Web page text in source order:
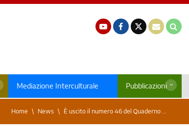
Mediazione Interculturale Pubblicazioni
Home News È uscito il numero 46 del Quaderno ...